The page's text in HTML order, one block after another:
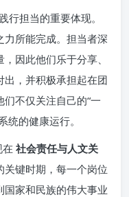
行担当的重要体现。
所能完成。担当者深
因此他们乐于分享、
，并积极承担起在团
不仅关注自己的“一
统的健康运行。
在 社会责任与人文关
键时期，每一个岗位
家和民族的伟大事业